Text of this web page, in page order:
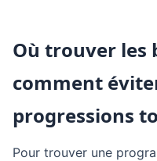
Où trouver les
comment
progressions
Pour trouver une